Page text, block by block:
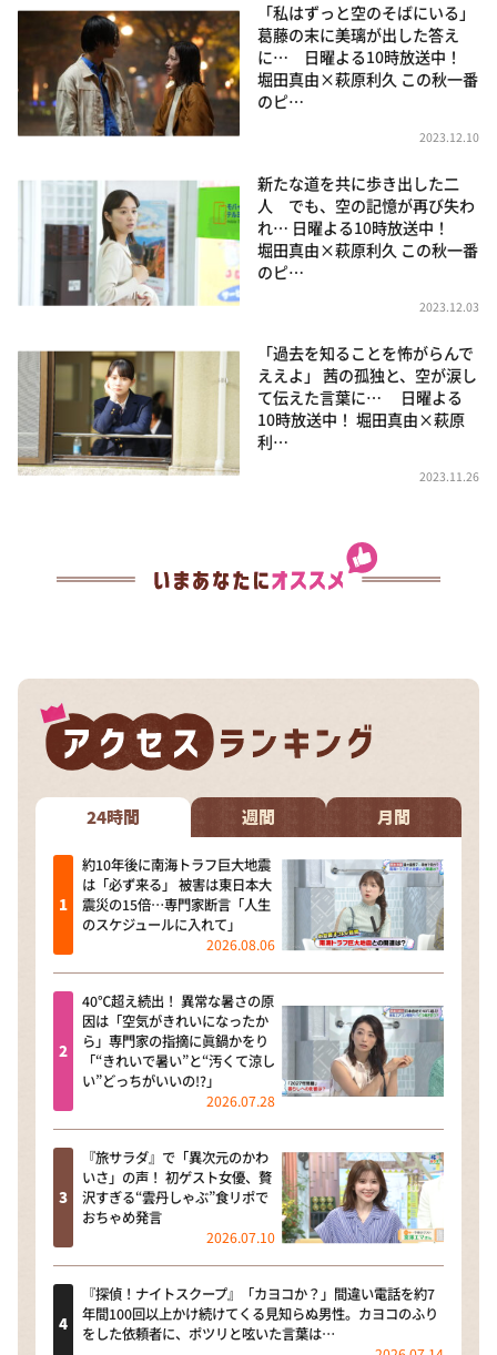
「私はずっと空のそばにいる」
葛藤の末に美璃が出した答え
に… 日曜よる10時放送中！
堀田真由×萩原利久 この秋一番
のピ…
2023.12.10
新たな道を共に歩き出した二
人 でも、空の記憶が再び失わ
れ… 日曜よる10時放送中！
堀田真由×萩原利久 この秋一番
のピ…
2023.12.03
「過去を知ることを怖がらんで
ええよ」 茜の孤独と、空が涙し
て伝えた言葉に… 日曜よる
10時放送中！ 堀田真由×萩原
利…
2023.11.26
24時間 週間 月間
約10年後に南海トラフ巨大地震
は「必ず来る」 被害は東日本大
震災の15倍…専門家断言「人生
のスケジュールに入れて」
2026.08.06
40℃超え続出！ 異常な暑さの原
因は「空気がきれいになったか
ら」専門家の指摘に眞鍋かをり
「“きれいで暑い”と“汚くて涼し
い”どっちがいいの!?」
2026.07.28
『旅サラダ』で「異次元のかわ
いさ」の声！ 初ゲスト女優、贅
沢すぎる“雲丹しゃぶ”食リポで
おちゃめ発言
2026.07.10
『探偵！ナイトスクープ』「カヨコか？」間違い電話を約7
年間100回以上かけ続けてくる見知らぬ男性。カヨコのふり
をした依頼者に、ポツリと呟いた言葉は…